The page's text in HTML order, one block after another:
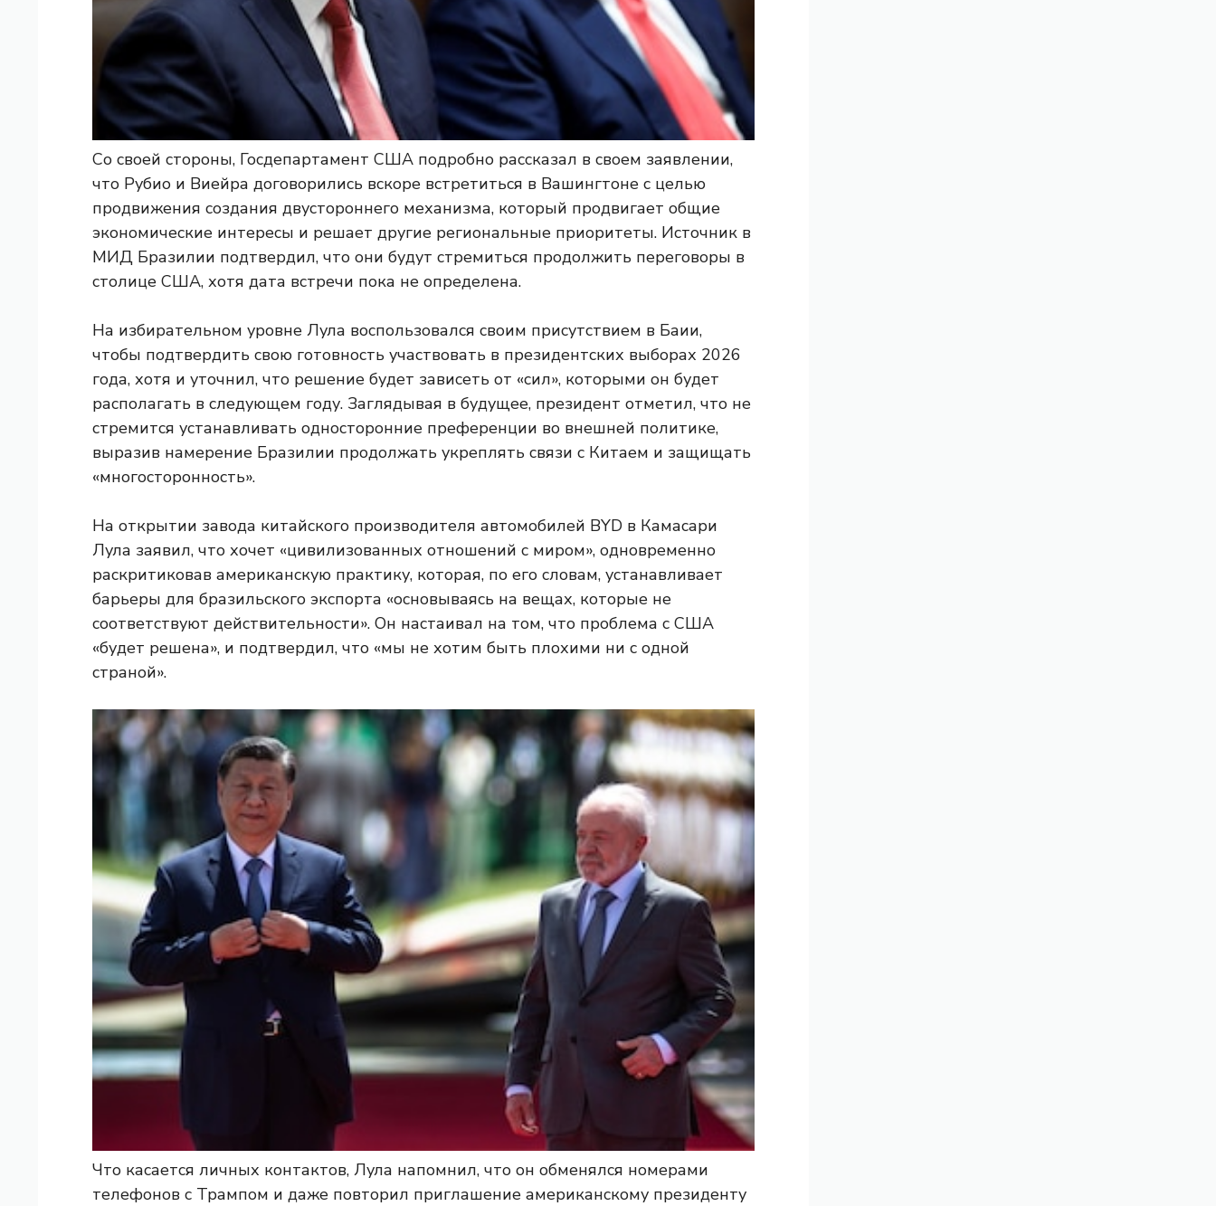
Со своей стороны, Госдепартамент США подробно рассказал в своем заявлении,
что Рубио и Виейра договорились вскоре встретиться в Вашингтоне с целью
продвижения создания двустороннего механизма, который продвигает общие
экономические интересы и решает другие региональные приоритеты. Источник в
МИД Бразилии подтвердил, что они будут стремиться продолжить переговоры в
столице США, хотя дата встречи пока не определена.
На избирательном уровне Лула воспользовался своим присутствием в Баии,
чтобы подтвердить свою готовность участвовать в президентских выборах 2026
года, хотя и уточнил, что решение будет зависеть от «сил», которыми он будет
располагать в следующем году. Заглядывая в будущее, президент отметил, что не
стремится устанавливать односторонние преференции во внешней политике,
выразив намерение Бразилии продолжать укреплять связи с Китаем и защищать
«многосторонность».
На открытии завода китайского производителя автомобилей BYD в Камасари
Лула заявил, что хочет «цивилизованных отношений с миром», одновременно
раскритиковав американскую практику, которая, по его словам, устанавливает
барьеры для бразильского экспорта «основываясь на вещах, которые не
соответствуют действительности». Он настаивал на том, что проблема с США
«будет решена», и подтвердил, что «мы не хотим быть плохими ни с одной
страной».
Что касается личных контактов, Лула напомнил, что он обменялся номерами
телефонов с Трампом и даже повторил приглашение американскому президенту